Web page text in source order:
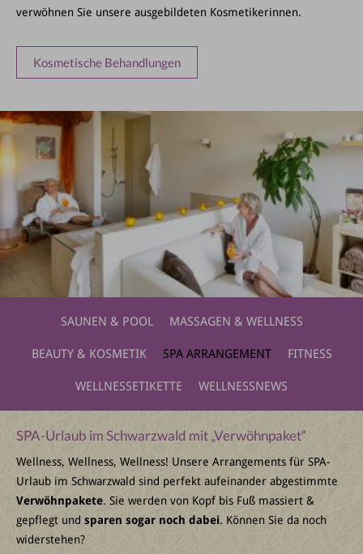
verwöhnen Sie unsere ausgebildeten Kosmetikerinnen.
Kosmetische Behandlungen
SAUNEN & POOL MASSAGEN & WELLNESS
BEAUTY & KOSMETIK SPA ARRANGEMENT FITNESS
WELLNESSETIKETTE WELLNESSNEWS
SPA-Urlaub im Schwarzwald mit „Verwöhnpaket“
Wellness, Wellness, Wellness! Unsere Arrangements für SPA-
Urlaub im Schwarzwald sind perfekt aufeinander abgestimmte
Verwöhnpakete. Sie werden von Kopf bis Fuß massiert &
gepflegt und sparen sogar noch dabei. Können Sie da noch
widerstehen?